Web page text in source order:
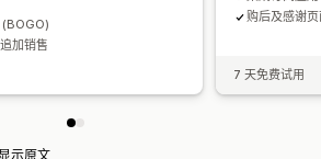
(BOGO)
加销售
购后及感谢
7 天免费试用
示原文